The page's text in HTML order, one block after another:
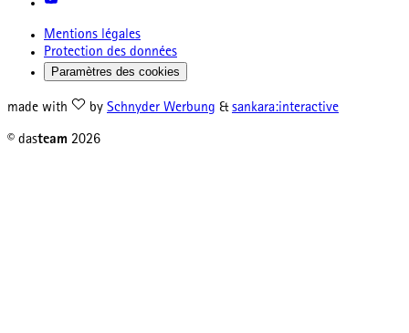
Mentions légales
Protection des données
Paramètres des cookies
made with by Schnyder Werbung & sankara:interactive
© dasteam 2026